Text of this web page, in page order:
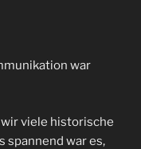
war
wir viele historische
spannend war es,